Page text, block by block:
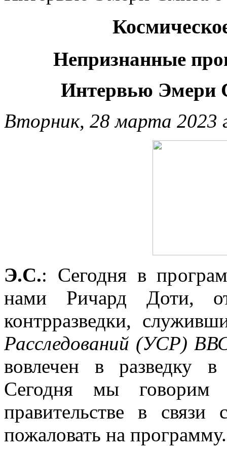
Непризнанные
Интервью Эмери
Вторник, 28 марта 2023
Э.С.: Сегодня в
нами Ричард Доти,
контрразведки,
Расследований (УСР)
вовлечен в разведку
Сегодня мы
правительстве в
пожаловать на программу.